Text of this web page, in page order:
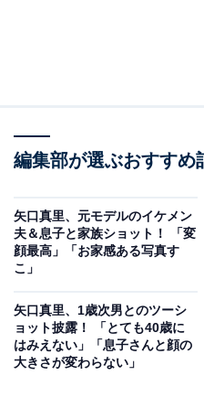
編集部が選ぶおすすめ
矢口真里、元モデルのイケメン
夫＆息子と家族ショット！ 「変
顔最高」「お家感ある写真す
こ」
矢口真里、1歳次男とのツーシ
ョット披露！ 「とても40歳に
はみえない」「息子さんと顔の
大きさが変わらない」